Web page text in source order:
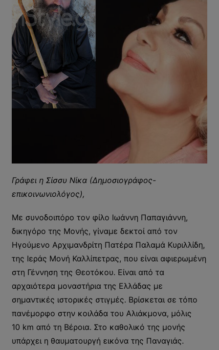
Γράφει η Σίσσυ Νίκα (Δημοσιογράφος-
επικοινωνιολόγος),
Mε συνοδοιπόρο τον φίλο Ιωάννη Παπαγιάννη,
δικηγόρο της Μονής, γίναμε δεκτοί από τον
Ηγούμενο Αρχιμανδρίτη Πατέρα Παλαμά Κυριλλίδη,
της Ιεράς Μονή Καλλίπετρας, που είναι αφιερωμένη
στη Γέννηση της Θεοτόκου. Είναι από τα
αρχαιότερα μοναστήρια της Ελλάδας με
σημαντικές ιστορικές στιγμές. Βρίσκεται σε τόπο
πανέμορφο στην κοιλάδα του Αλιάκμονα, μόλις
10 km από τη Βέροια. Στο καθολικό της μονής
υπάρχει η θαυματουργή εικόνα της Παναγιάς.